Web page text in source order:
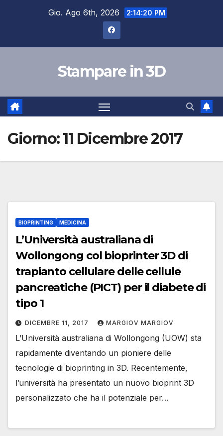
Gio. Ago 6th, 2026 2:14:21 PM
Stampare in 3D
Giorno:11 Dicembre 2017
BIOPRINTING MEDICINA
L’Università australiana di
Wollongong col bioprinter 3D di
trapianto cellulare delle cellule
pancreatiche (PICT) per il diabete di
tipo 1
DICEMBRE 11, 2017 MARGIOV MARGIOV
L’Università australiana di Wollongong (UOW) sta
rapidamente diventando un pioniere delle
tecnologie di bioprinting in 3D. Recentemente,
l’università ha presentato un nuovo bioprint 3D
personalizzato che ha il potenziale per…